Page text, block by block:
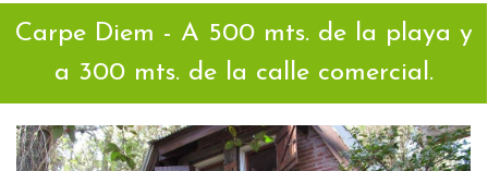
Carpe Diem - A 500 mts. de la playa y
a 300 mts. de la calle comercial.